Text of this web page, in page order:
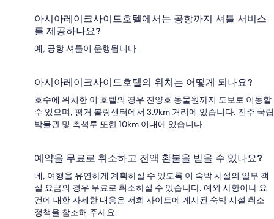
아시아레이크사이드호텔에서는 공항까지 셔틀 서비스
를 제공하나요?
예, 공항 셔틀이 운행됩니다.
아시아레이크사이드호텔의 위치는 어떻게 되나요?
호수에 위치한 이 호텔의 경우 진양호 동물원까지 도보로 이동할
수 있으며, 평거 볼링센터에서 3.9km 거리에 있습니다. 진주 국립
박물관 및 촉석루 또한 10km 이내에 있습니다.
예약을 무료로 취소하고 전액 환불을 받을 수 있나요?
네, 여행을 유연하게 계획하실 수 있도록 이 숙박 시설의 일부 객
실 요금의 경우 무료로 취소하실 수 있습니다. 예외 사항이나 요
건에 대한 자세한 내용은 저희 사이트에 게시된 숙박 시설 취소
정책을 참조해 주세요.